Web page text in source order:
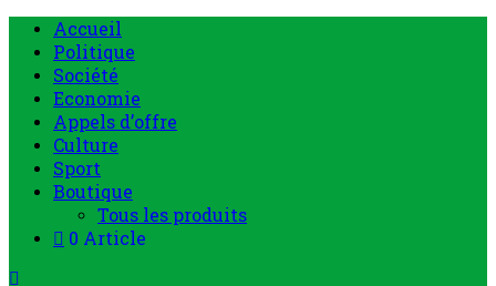
Accueil
Politique
Société
Economie
Appels d’offre
Culture
Sport
Boutique
Tous les produits
0 Article